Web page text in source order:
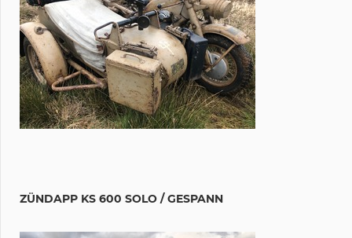
ZÜNDAPP KS 600 SOLO / GESPANN